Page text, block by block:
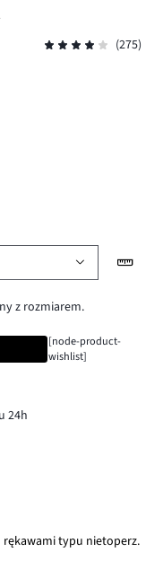
(275)
z rozmiarem.
[node-product-
wishlist]
24h
typu nietoperz.